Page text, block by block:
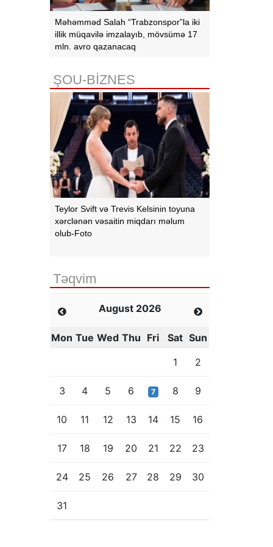
Məhəmməd Salah “Trabzonspor”la iki
illik müqavilə imzalayıb, mövsümə 17
mln. avro qazanacaq
ŞOU-BİZNES
Teylor Svift və Trevis Kelsinin toyuna
xərclənən vəsaitin miqdarı məlum
olub-Foto
Təqvim
August 2026
Mon Tue Wed Thu Fri Sat Sun
1
2
3 4 5 6 7 8 9
10 11 12 13 14 15 16
17 18 19 20 21 22 23
24 25 26 27 28 29 30
31